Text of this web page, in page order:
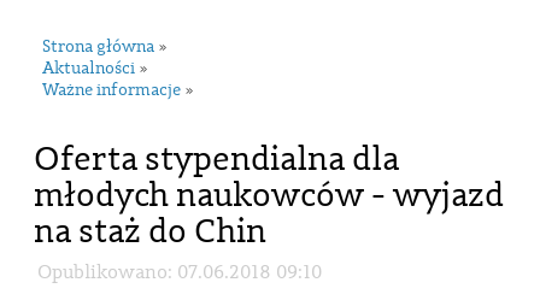
Strona główna »
Aktualności »
Ważne informacje »
Oferta stypendialna dla
młodych naukowców - wyjazd
na staż do Chin
Opublikowano: 07.06.2018 09:10